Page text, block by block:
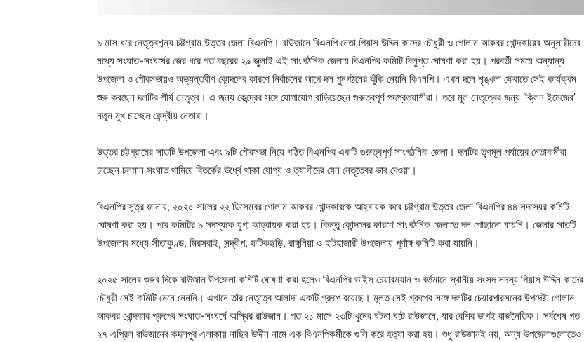
৯ মাস ধরে নেতৃত্বশূন্য চট্টগ্রাম উত্তর জেলা বিএনপি। রাউজানে বিএনপি নেতা গিয়াস উদ্দিন কাদের চৌধুরী ও গোলাম আকবর খোন্দকারের অনুসারীদের
মধ্যে সংঘাত-সংঘর্ষের জের ধরে গত বছরের ২৯ জুলাই এই সাংগঠনিক জেলায় বিএনপির কমিটি বিলুপ্ত ঘোষণা করা হয়। পরবর্তী সময়ে অন্যান্য
উপজেলা ও পৌরসভায়ও অভ্যন্তরীণ কোন্দলের কারণে নির্বাচনের আগে দল পুনর্গঠনের ঝুঁকি নেয়নি বিএনপি। এখন দলে শৃঙ্খলা ফেরাতে সেই কার্যক্রম
শুরু করছেন দলটির শীর্ষ নেতৃত্ব। এ জন্য কেন্দ্রের সঙ্গে যোগাযোগ বাড়িয়েছেন গুরুত্বপূর্ণ পদপ্রত্যাশীরা। তবে মূল নেতৃত্বের জন্য ‘ক্লিন ইমেজের’
নতুন মুখ চাচ্ছেন কেন্দ্রীয় নেতারা।
উত্তর চট্টগ্রামের সাতটি উপজেলা এবং ৯টি পৌরসভা নিয়ে গঠিত বিএনপির একটি গুরুত্বপূর্ণ সাংগঠনিক জেলা। দলটির তৃণমূল পর্যায়ের নেতাকর্মীরা
চাচ্ছেন চলমান সংঘাত থামিয়ে বিতর্কের ঊর্ধ্বে থাকা যোগ্য ও ত্যাগীদের যেন নেতৃত্বের ভার দেওয়া।
বিএনপির সূত্র জানায়, ২০২০ সালের ২২ ডিসেম্বর গোলাম আকবর খোন্দকারকে আহ্বায়ক করে চট্টগ্রাম উত্তর জেলা বিএনপির ৪৪ সদস্যের কমিটি
ঘোষণা করা হয়। পরে কমিটির ৯ সদস্যকে যুগ্ম আহ্বায়ক করা হয়। কিন্তু কোন্দলের কারণে সাংগঠনিক জেলাতে দল গোছানো যায়নি। জেলার সাতটি
উপজেলার মধ্যে সীতাকুণ্ড, মিরসরাই, সন্দ্বীপ, ফটিকছড়ি, রাঙ্গুনিয়া ও হাটহাজারী উপজেলায় পূর্ণাঙ্গ কমিটি করা যায়নি।
২০২৫ সালের শুরুর দিকে রাউজান উপজেলা কমিটি ঘোষণা করা হলেও বিএনপির ভাইস চেয়ারম্যান ও বর্তমানে স্থানীয় সংসদ সদস্য গিয়াস উদ্দিন কাদের
চৌধুরী সেই কমিটি মেনে নেননি। এখানে তাঁর নেতৃত্বে আলাদা একটি গ্রুপে রয়েছে। মূলত সেই গ্রুপের সঙ্গে দলটির চেয়ারপারসনের উপদেষ্টা গোলাম
আকবর খোন্দকার গ্রুপের সংঘাত-সংঘর্ষে অস্থির রাউজান। গত ২১ মাসে ২৩টি খুনের ঘটনা ঘটে রাউজানে, যার বেশির ভাগই রাজনৈতিক। সর্বশেষ গত
২৭ এপ্রিল রাউজানের কদলপুর এলাকায় নাছির উদ্দীন নামে এক বিএনপিকর্মীকে গুলি করে হত্যা করা হয়। শুধু রাউজানই নয়, অন্য উপজেলাগুলোতেও